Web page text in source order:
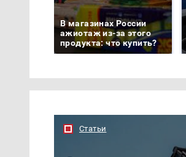
В магазинах России
ажиотаж из-за этого
продукта: что купить?
Статьи